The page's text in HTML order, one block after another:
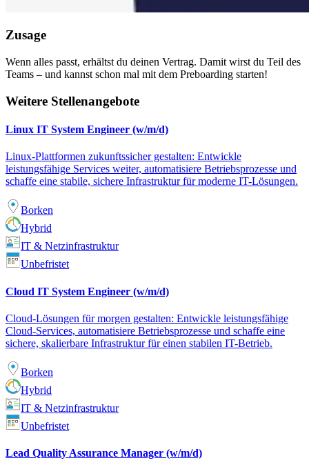
Zusage
Wenn alles passt, erhältst du deinen Vertrag. Damit wirst du Teil des
Teams – und kannst schon mal mit dem Preboarding starten!
Weitere Stellenangebote
Linux IT System Engineer (w/m/d)
Linux-Plattformen zukunftssicher gestalten: Entwickle
leistungsfähige Services weiter, automatisiere Betriebsprozesse und
schaffe eine stabile, sichere Infrastruktur für moderne IT-Lösungen.
Borken
Hybrid
IT & Netzinfrastruktur
Unbefristet
Cloud IT System Engineer (w/m/d)
Cloud-Lösungen für morgen gestalten: Entwickle leistungsfähige
Cloud-Services, automatisiere Betriebsprozesse und schaffe eine
sichere, skalierbare Infrastruktur für einen stabilen IT-Betrieb.
Borken
Hybrid
IT & Netzinfrastruktur
Unbefristet
Lead Quality Assurance Manager (w/m/d)